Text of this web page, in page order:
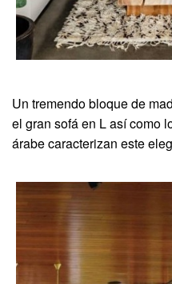
Un tremendo bloque de
el gran sofá en L así como
árabe caracterizan este